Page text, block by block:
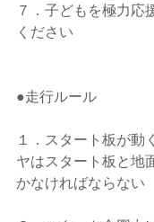
７．子どもを極力応
ください
●走行ルール
１．スタート板が動
ヤはスタート板と地
かなければならない